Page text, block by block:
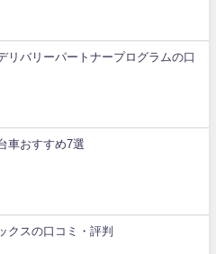
リバリーパートナープログラムの口
車おすすめ7選
クスの口コミ・評判